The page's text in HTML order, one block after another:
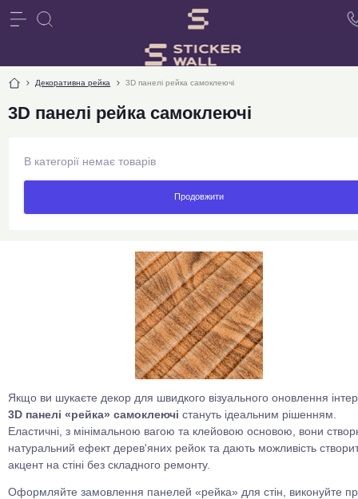
Декоративна рейка 3D панелі рейка самоклеючі
3D панелі рейка самоклеючі
В категорії немає товарів
Продовжити
Якщо ви шукаєте декор для швидкого візуального оновлення
3D панелі «рейка» самоклеючі стануть ідеальним рішенням.
Еластичні, з мінімальною вагою та клейовою основою, вони
натуральний ефект дерев'яних рейок та дають можливість
акцент на стіні без складного ремонту.
Оформляйте замовлення панелей «рейка» для стін, виконуйте